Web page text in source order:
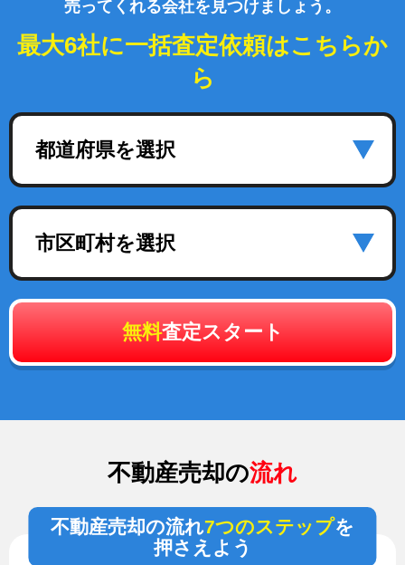
売ってくれる会社を見つけましょう。
最大6社に一括査定依頼はこちらか
ら
都道府県を選択
市区町村を選択
無料査定スタート
不動産売却の流れ
不動産売却の流れ7つのステップを
押さえよう